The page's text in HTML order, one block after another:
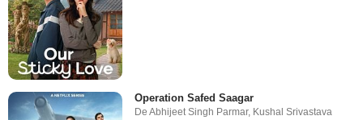
Operation Safed Saagar
DeAbhijeet Singh Parmar, Kushal Srivastava